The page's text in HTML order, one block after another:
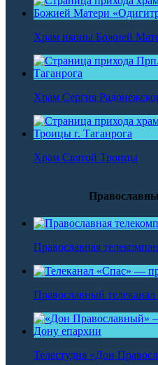
Храм иконы Божией
Храм Сергия
Храм Святой Троицы
Православная
Православный
Телестудия «Дон